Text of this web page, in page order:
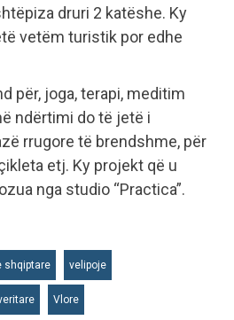
druri 2 katëshe. Ky
vetëm turistik por edhe
për, joga, terapi, meditim
ndërtimi do të jetë i
rrugore të brendshme, për
etj. Ky projekt që u
nga studio “Practica”.
shqiptare velipoje
Vlore